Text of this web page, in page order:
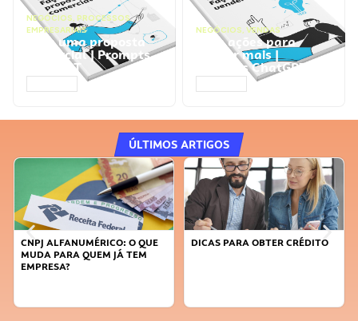
NEGÓCIOS, PROCESSOS
EMPRESARIAIS
Faça uma proposta
comercial | Prompts
ChatGPT
NEGÓCIOS, VENDAS
Faça ações para
vender mais |
Prompts ChatGPT
ÚLTIMOS ARTIGOS
DICAS PARA OBTER CRÉDITO
FAÇA A DIFERENÇA: SEJA